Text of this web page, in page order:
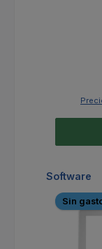
Omitir la
Software
Sin